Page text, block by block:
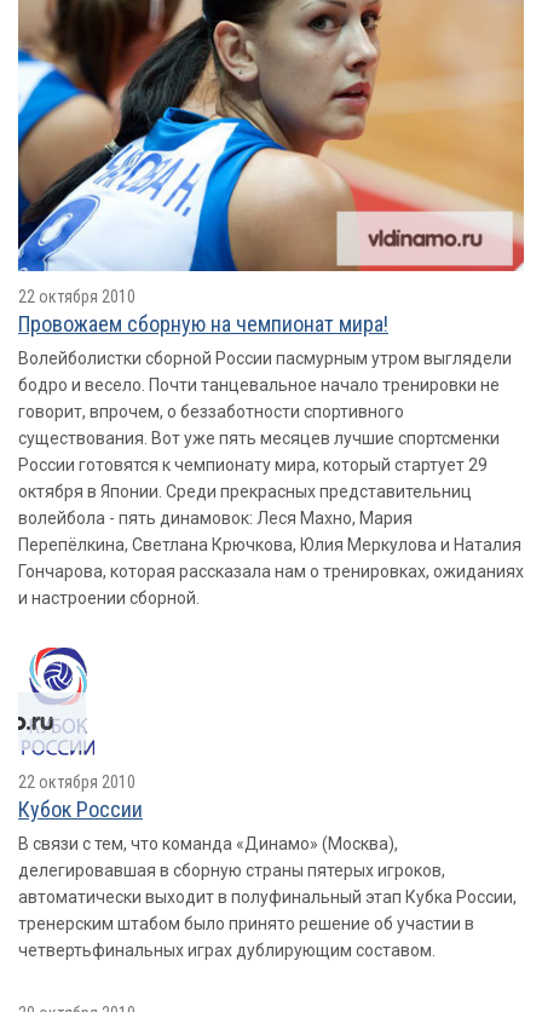
22 октября 2010
Провожаем сборную на чемпионат мира!
Волейболистки сборной России пасмурным утром выглядели
бодро и весело. Почти танцевальное начало тренировки не
говорит, впрочем, о беззаботности спортивного
существования. Вот уже пять месяцев лучшие спортсменки
России готовятся к чемпионату мира, который стартует 29
октября в Японии. Среди прекрасных представительниц
волейбола - пять динамовок: Леся Махно, Мария
Перепёлкина, Светлана Крючкова, Юлия Меркулова и Наталия
Гончарова, которая рассказала нам о тренировках, ожиданиях
и настроении сборной.
22 октября 2010
Кубок России
В связи с тем, что команда «Динамо» (Москва),
делегировавшая в сборную страны пятерых игроков,
автоматически выходит в полуфинальный этап Кубка России,
тренерским штабом было принято решение об участии в
четвертьфинальных играх дублирующим составом.